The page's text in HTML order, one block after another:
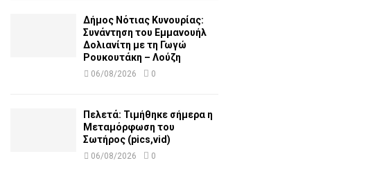
Δήμος Νότιας Κυνουρίας:
Συνάντηση του Εμμανουήλ
Δολιανίτη με τη Γωγώ
Ρουκουτάκη – Λούζη
06/08/2026 0
Πελετά: Τιμήθηκε σήμερα η
Μεταμόρφωση του
Σωτήρος (pics,vid)
06/08/2026 0